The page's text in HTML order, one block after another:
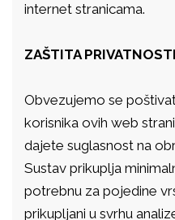
internet stranicama.
ZAŠTITA
Obvezujemo se
korisnika ovih web
dajete suglasnost na
Sustav prikuplja
potrebnu za pojedine
prikupljani u svrhu